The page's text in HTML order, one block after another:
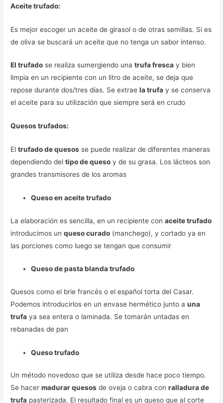
Aceite trufado:
Es mejor escoger un aceite de girasol o de otras semillas. Si es
de oliva se buscará un aceite que no tenga un sabor intenso.
El trufado se realiza sumergiendo unatrufa fresca y bien
limpia en un recipiente con un litro de aceite, se deja que
repose durante dos/tres días. Se extraela trufa y se conserva
el aceite para su utilización que siempre será en crudo
Quesos trufados:
Eltrufado de quesos se puede realizar de diferentes maneras
dependiendo deltipo de queso y de su grasa. Los lácteos son
grandes transmisores de los aromas
Queso en aceite trufado
La elaboración es sencilla, en un recipiente conaceite trufado
introducimos unqueso curado (manchego), y cortado ya en
las porciones como luego se tengan que consumir
Queso de pasta blanda trufado
Quesos como el brie francés o el español torta del Casar.
Podemos introducirlos en un envase hermético junto auna
trufa ya sea entera o laminada. Se tomarán untadas en
rebanadas de pan
Queso trufado
Un método novedoso que se utiliza desde hace poco tiempo.
Se hacermadurar quesos de oveja o cabra conralladura de
trufa pasterizada. El resultado final es un queso que al corte